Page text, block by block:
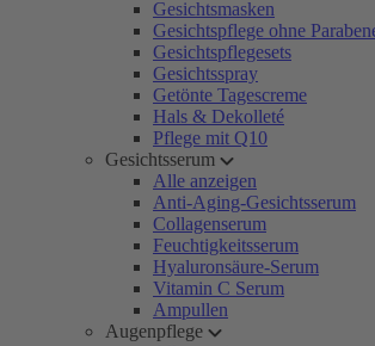
Gesichtsmasken
Gesichtspflege ohne
Gesichtspflegesets
Gesichtsspray
Getönte Tagescreme
Hals & Dekolleté
Pflege mit Q10
Gesichtsserum
Alle anzeigen
Anti-Aging-Gesichtsserum
Collagenserum
Feuchtigkeitsserum
Hyaluronsäure-Serum
Vitamin C Serum
Ampullen
Augenpflege